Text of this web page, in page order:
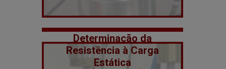
Determinação da
Resistência à Carga
Estática